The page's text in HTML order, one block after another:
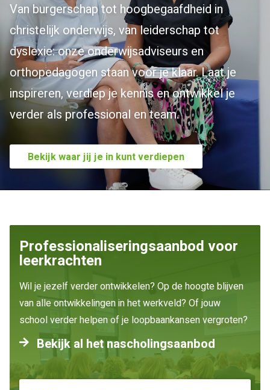
Van burgerschap tot hoogbegaafdheid in
christelijk onderwijs, van leiderschap tot
dyslexie: onze onderwijsadviseurs en
orthopedagogen staan voor je klaar. Laat je
inspireren, verdiep je kennis en ontwikkel je
verder als professional en team.
Bekijk waar jij je in kunt verdiepen
Professionaliseringsaanbod voor
leerkrachten
Wil je jezelf verder ontwikkelen? Op de hoogte blijven
van alle ontwikkelingen in het werkveld? Of jouw
school verder helpen of je loopbaankansen vergroten?
Bekijk al het nascholingsaanbod